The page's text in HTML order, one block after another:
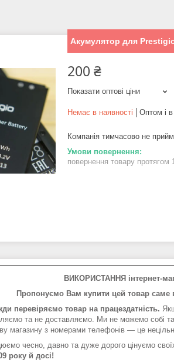
Акумулятор для
200 ₴
Показати оптові ціни
Немає в наявності Оптом і в
Компанія тимчасово не
повернення товару протягом
ВИКОРИСТАННЯ інтернет-
Пропонуємо Вам купити цей товар саме
перевіряємо товар на працездатність.
та не доставляємо. Ми не можемо собі
магазину з номерами телефонів — це
чесно, давно та дуже дорого цінуємо своїх
року й досі!